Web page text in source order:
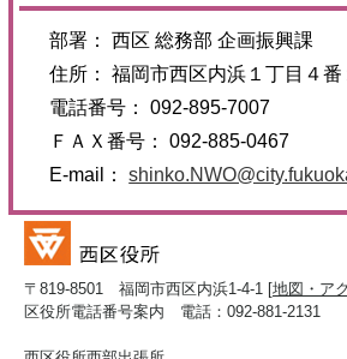
部署： 西区 総務部 企画振興課
住所： 福岡市西区内浜１丁目４番
電話番号： 092-895-7007
ＦＡＸ番号： 092-885-0467
E-mail：
〒819-8501 福岡市西区内浜1-4-1 [地図・ア
区役所電話番号案内 電話：092-881-2131